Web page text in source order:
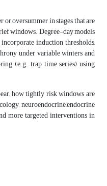
oversummer in stages that are
windows. Degree-day models
induction thresholds,
under variable winters and
(e.g., trap time series) using
how tightly risk windows are
neuroendocrine–endocrine
more targeted interventions in